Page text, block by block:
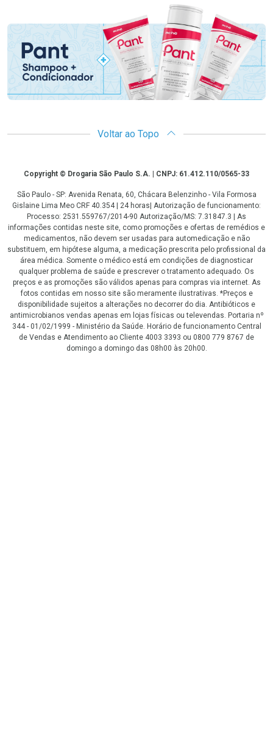
Promoção em Destaque
Voltar ao Topo
CopyrightCopyright © Drogaria São Paulo S.A. | CNPJ: 61.412.110/0565-33
São Paulo - SP: Avenida Renata, 60, Chácara Belenzinho - Vila Formosa
Gislaine Lima Meo CRF 40.354 | 24 horas| Autorização de funcionamento:
Processo: 2531.559767/2014-90 Autorização/MS: 7.31847.3 | As
informações contidas neste site, como promoções e ofertas de remédios e
medicamentos, não devem ser usadas para automedicação e não
substituem, em hipótese alguma, a medicação prescrita pelo profissional da
área médica. Somente o médico está em condições de diagnosticar
qualquer problema de saúde e prescrever o tratamento adequado. Os
preços e as promoções são válidos apenas para compras via internet. As
fotos contidas em nosso site são meramente ilustrativas. *Preços e
disponibilidade sujeitos a alterações no decorrer do dia. Antibióticos e
antimicrobianos vendas apenas em lojas físicas ou televendas. Portaria nº
344 - 01/02/1999 - Ministério da Saúde. Horário de funcionamento Central
de Vendas e Atendimento ao Cliente 4003 3393 ou 0800 779 8767 de
domingo a domingo das 08h00 às 20h00.